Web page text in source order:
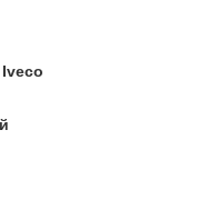
Iveco